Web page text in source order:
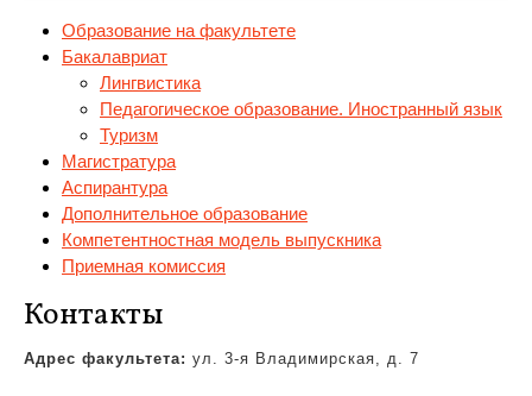
Образование на факультете
Бакалавриат
Лингвистика
Педагогическое образование. Иностранный язык
Туризм
Магистратура
Аспирантура
Дополнительное образование
Компетентностная модель выпускника
Приемная комиссия
Контакты
Адрес факультета: ул. 3-я Владимирская, д. 7